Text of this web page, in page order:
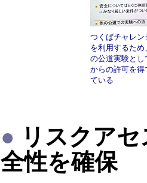
つくばチャレン
を利用するた
の公道実験とし
からの許可を得
ている
● リスクア
全性を確保